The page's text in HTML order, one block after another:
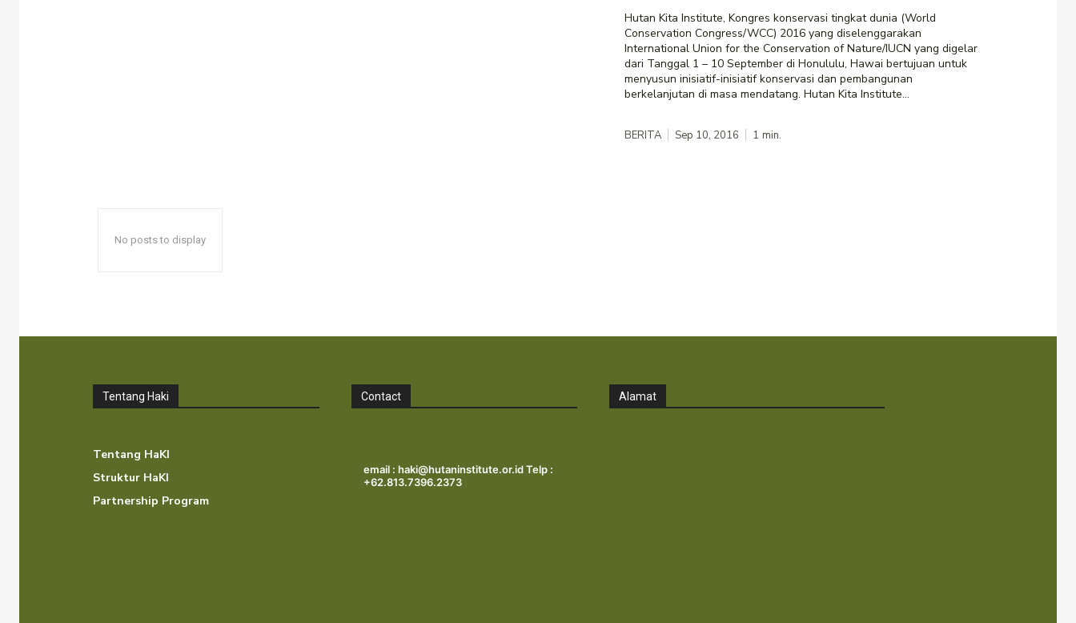
Hutan Kita Institute, Kongres konservasi tingkat dunia (World
Conservation Congress/WCC) 2016 yang diselenggarakan
International Union for the Conservation of Nature/IUCN yang digelar
dari Tanggal 1 – 10 September di Honululu, Hawai bertujuan untuk
menyusun inisiatif-inisiatif konservasi dan pembangunan
berkelanjutan di masa mendatang. Hutan Kita Institute...
BERITA Sep 10, 2016 1 min.
No posts to display
Tentang Haki
Tentang HaKI
Struktur HaKI
Partnership Program
Contact
email : haki@hutaninstitute.or.id Telp :
+62.813.7396.2373
Alamat